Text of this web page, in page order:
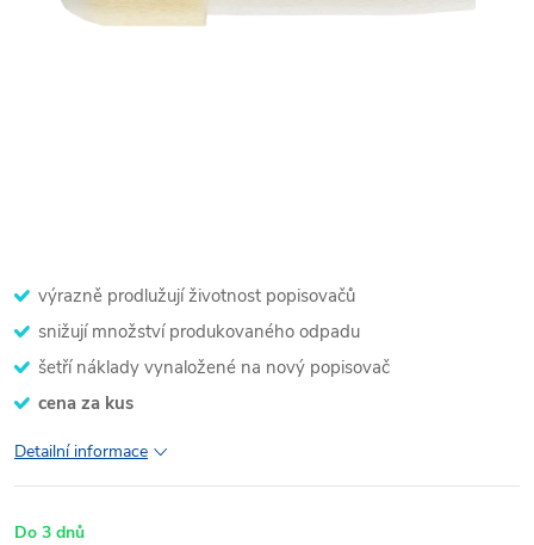
výrazně prodlužují životnost popisovačů
snižují množství produkovaného odpadu
šetří náklady vynaložené na nový popisovač
cena za kus
Detailní informace
Do 3 dnů